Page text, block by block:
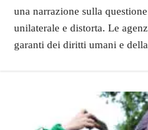
una narrazione sulla
unilaterale e distorta. Le
garanti dei diritti umani e